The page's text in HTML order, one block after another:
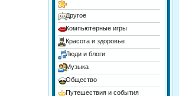
Другое
Компьютерные игры
Красота и здоровье
Люди и блоги
Музыка
Общество
Путешествия и события